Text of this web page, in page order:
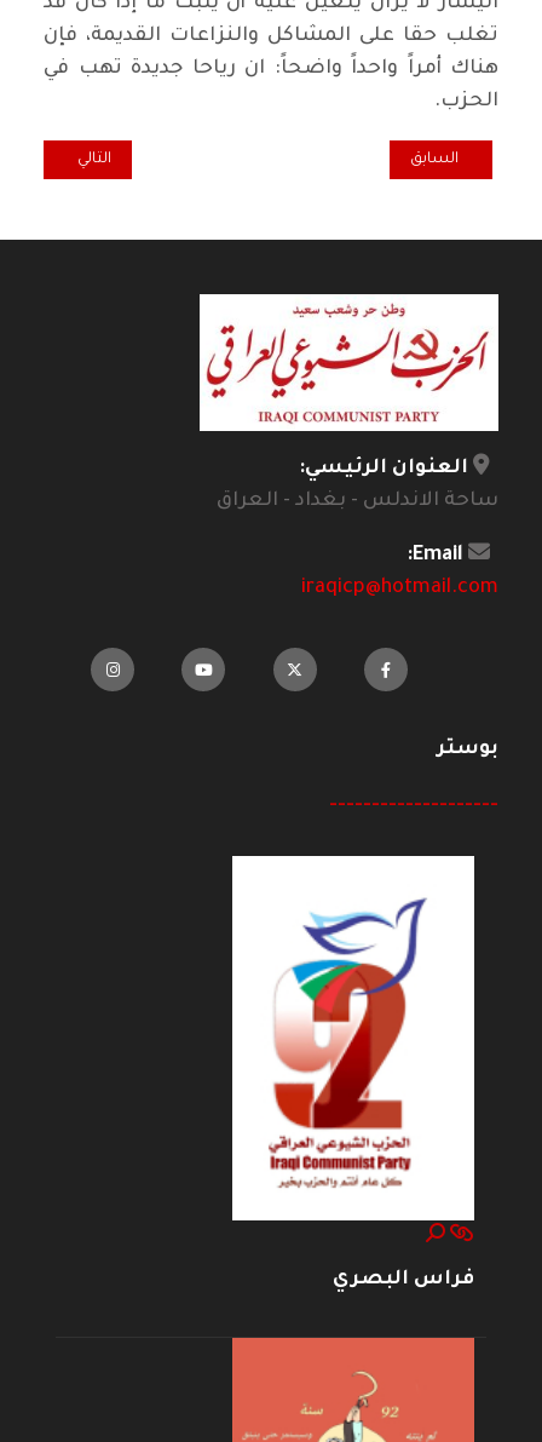
تغلب حقا على المشاكل والنزاعات القديمة، فإن
هناك أمراً واحداً واضحاً: ان رياحا جديدة تهب في
الحزب.
المقال السابق: مصانع العقول: الجامعات التي تغير العالم الحلقة 5 جامعة ستانفورد
السابق المقال التالي:
التالي
العنوان الرئيسي:
ساحة الاندلس - بغداد - العراق
Email:
iraqicp@hotmail.com
بوستر
--------------------
فراس البصري